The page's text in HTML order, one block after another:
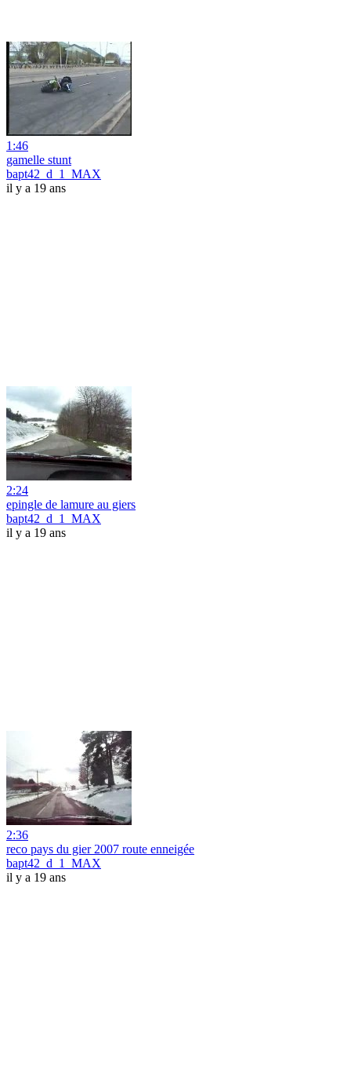
1:46
gamelle stunt
bapt42_d_1_MAX
il y a 19 ans
2:24
epingle de lamure au giers
bapt42_d_1_MAX
il y a 19 ans
2:36
reco pays du gier 2007 route enneigée
bapt42_d_1_MAX
il y a 19 ans